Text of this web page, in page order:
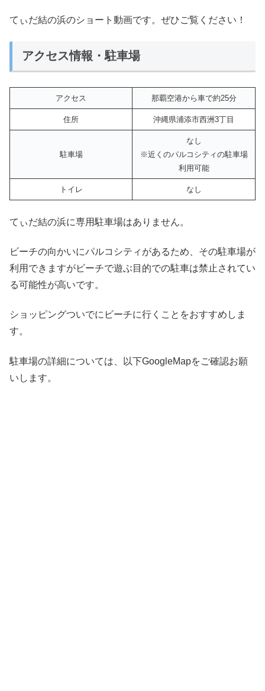
てぃだ結の浜のショート動画です。ぜひご覧ください！
アクセス情報・駐車場
アクセス 那覇空港から車で約25分
住所 沖縄県浦添市西洲3丁目
駐車場
なし
※近くのパルコシティの駐車場
利用可能
トイレ なし
てぃだ結の浜に専用駐車場はありません。
ビーチの向かいにパルコシティがあるため、その駐車場が
利用できますがビーチで遊ぶ目的での駐車は禁止されてい
る可能性が高いです。
ショッピングついでにビーチに行くことをおすすめしま
す。
駐車場の詳細については、以下GoogleMapをご確認お願
いします。